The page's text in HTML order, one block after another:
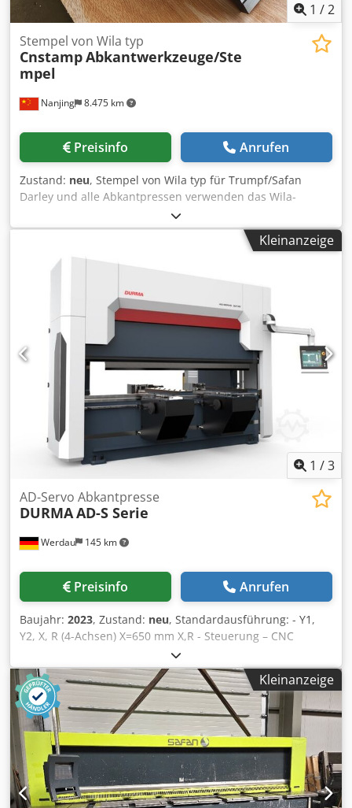
1 /2
Nanjing 8.475 km
Stempel von Wila typ
CnstampAbkantwerkzeuge/Ste
mpel
Preisinfo Anrufen
Zustand: neu, Stempel von Wila typ für Trumpf/Safan
Darley und alle Abkantpressen verwenden das Wila-
Klemmensystem Djdpfx Aer Akraelisck
Kleinanzeige
1 /3
Werdau 145 km
AD-Servo Abkantpresse
DURMAAD-S Serie
Preisinfo Anrufen
Baujahr: 2023, Zustand: neu, Standardausführung: - Y1,
Y2, X, R (4-Achsen) X=650 mm X,R - Steuerung – CNC
CYBELEC ModEva 19T - CNC gesteuerte motorische
Bombierung - Europäisches Klemmsystem - Ausladung -
verschiebbare Auflagearme vorne mit T-Nut und
Kippanschlag - Hinteranschlag: Siemens DC Servo mit
Linearführung & Kugelgewindespindel -
Schutzabdeckungen Sonderzubehör: (Abhängig von
Abkantlänge und Presskraft verfügbar): Biegehilfe: -
Biegehilfe -motor. Höhenanpassung – max. Tragkraft 125
kg - Biegehilfe -motor. Höhenanpassung – max. Tragkraft
250 kg Hinteranschlagachsen: - X=650 mm X,R,Z1,Z2 (AL) -
Kleinanzeige